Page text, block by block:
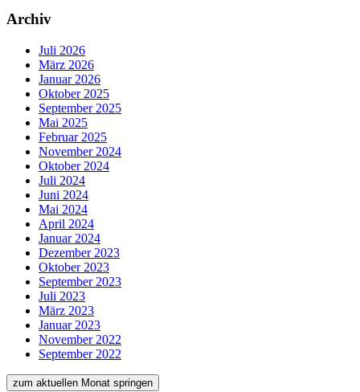
Archiv
Juli 2026
März 2026
Januar 2026
Oktober 2025
September 2025
Mai 2025
Februar 2025
November 2024
Oktober 2024
Juli 2024
Juni 2024
Mai 2024
April 2024
Januar 2024
Dezember 2023
Oktober 2023
September 2023
Juli 2023
März 2023
Januar 2023
November 2022
September 2022
zum aktuellen Monat springen